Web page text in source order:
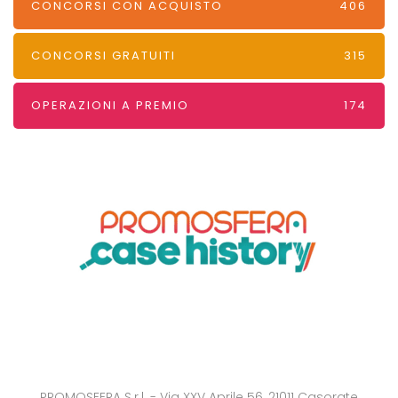
CONCORSI CON ACQUISTO 406
CONCORSI GRATUITI 315
OPERAZIONI A PREMIO 174